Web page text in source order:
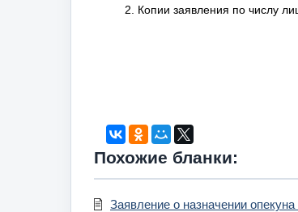
Копии заявления по числу
Похожие бланки:
Заявление о назначении